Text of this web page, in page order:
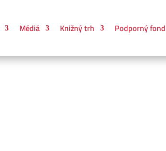
Médiá Knižný trh Podporný fond